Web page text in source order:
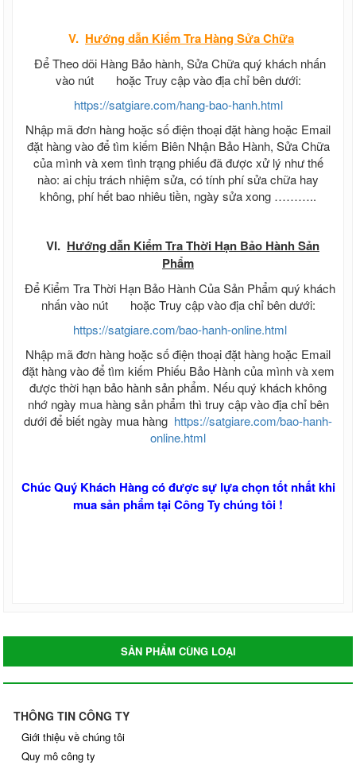
V. Hướng dẫn Kiểm Tra Hàng Sửa Chữa
Để Theo dõi Hàng Bảo hành, Sửa Chữa quý khách nhấn
vào nút
hoặc Truy cập vào địa chỉ bên dưới:
https://satgiare.com/hang-bao-hanh.html
Nhập mã đơn hàng hoặc số điện thoại đặt hàng hoặc Email
đặt hàng vào để tìm kiếm Biên Nhận Bảo Hành, Sửa Chữa
của mình và xem tình trạng phiếu đã được xử lý như thế
nào: ai chịu trách nhiệm sửa, có tính phí sửa chữa hay
không, phí hết bao nhiêu tiền, ngày sửa xong ………..
VI. Hướng dẫn Kiểm Tra Thời Hạn Bảo Hành Sản
Phẩm
Để Kiểm Tra Thời Hạn Bảo Hành Của Sản Phẩm quý khách
nhấn vào nút
hoặc Truy cập vào địa chỉ bên dưới:
https://satgiare.com/bao-hanh-online.html
Nhập mã đơn hàng hoặc số điện thoại đặt hàng hoặc Email
đặt hàng vào để tìm kiếm Phiếu Bảo Hành của mình và xem
được thời hạn bảo hành sản phẩm. Nếu quý khách không
nhớ ngày mua hàng sản phẩm thì truy cập vào địa chỉ bên
dưới để biết ngày mua hàng https://satgiare.com/bao-hanh-
online.html
Chúc Quý Khách Hàng có được sự lựa chọn tốt nhất khi
mua sản phẩm tại Công Ty chúng tôi !
SẢN PHẨM CÙNG LOẠI
THÔNG TIN CÔNG TY
Giới thiệu về chúng tôi
Quy mô công ty